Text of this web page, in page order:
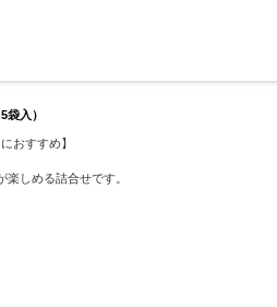
入）
おすすめ】
しめる詰合せです。